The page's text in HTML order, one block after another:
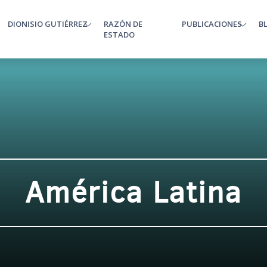
DIONISIO GUTIÉRREZ
RAZÓN DE
ESTADO
PUBLICACIONES
América Latina